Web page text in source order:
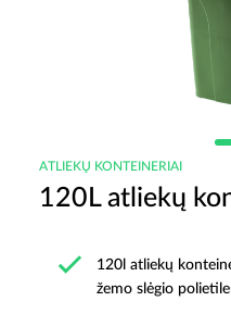
ATLIEKŲ KONTEINERIAI
120L atliekų
120l atliekų
žemo slėgio